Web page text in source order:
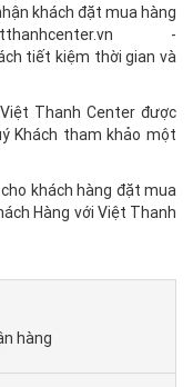
khách đặt mua hàng
-
tiết kiệm thời gian và
Thanh Center được
Khách tham khảo một
khách hàng đặt mua
Hàng với Việt Thanh
hàng